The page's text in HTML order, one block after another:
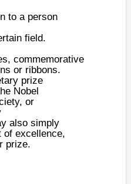
to a person
field.
, commemorative
or ribbons.
prize
Nobel
or
also simply
of excellence,
prize.